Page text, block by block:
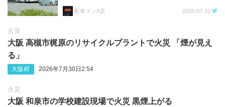
配車マンA君 2026-07-31
火災
大阪 高槻市梶原のリサイクルプラントで火災 「煙が見え
る」
大阪府 2026年7月30日2:54
火災
大阪 和泉市の学校建設現場で火災 黒煙上がる